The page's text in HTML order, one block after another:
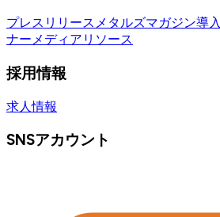
プレスリリース メタルズマガジン導
ナーメディアリソース
採用情報
求人情報
SNSアカウント